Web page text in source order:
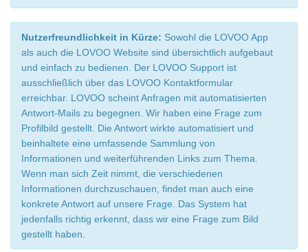
Nutzerfreundlichkeit in Kürze: Sowohl die LOVOO App
als auch die LOVOO Website sind übersichtlich aufgebaut
und einfach zu bedienen. Der LOVOO Support ist
ausschließlich über das LOVOO Kontaktformular
erreichbar. LOVOO scheint Anfragen mit automatisierten
Antwort-Mails zu begegnen. Wir haben eine Frage zum
Profilbild gestellt. Die Antwort wirkte automatisiert und
beinhaltete eine umfassende Sammlung von
Informationen und weiterführenden Links zum Thema.
Wenn man sich Zeit nimmt, die verschiedenen
Informationen durchzuschauen, findet man auch eine
konkrete Antwort auf unsere Frage. Das System hat
jedenfalls richtig erkennt, dass wir eine Frage zum Bild
gestellt haben.